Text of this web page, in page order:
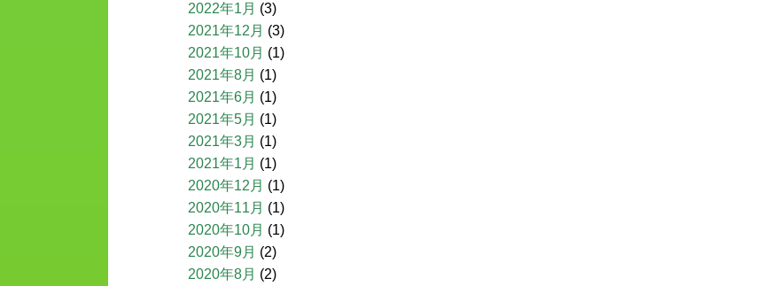
2022年1月 (3)
2021年12月 (3)
2021年10月 (1)
2021年8月 (1)
2021年6月 (1)
2021年5月 (1)
2021年3月 (1)
2021年1月 (1)
2020年12月 (1)
2020年11月 (1)
2020年10月 (1)
2020年9月 (2)
2020年8月 (2)